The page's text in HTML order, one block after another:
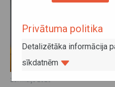
20. maijs 2020
Privātuma politika
Detalizētāka informācija
sīkdatnēm